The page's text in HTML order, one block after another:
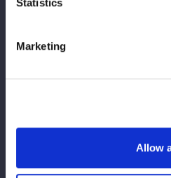
Statistics
Marketing
Allow
TVに出演する傍ら、自身
集やアートデザインなど
レスに挑戦。主にSTARS
23日のアリーナ立川立飛
アリーナ大会にて計2試合